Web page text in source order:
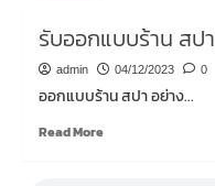
รับออกแบบร้าน สปา
admin 04/12/2023 0
ออกแบบร้าน สปา อย่าง...
Read MoreRead